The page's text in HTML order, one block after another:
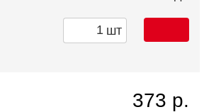
шт
373 р.